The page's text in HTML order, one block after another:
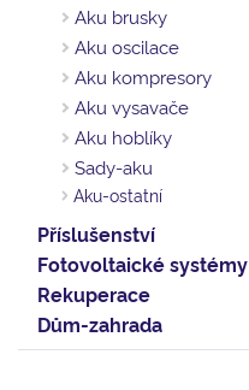
Aku brusky
Aku oscilace
Aku kompresory
Aku vysavače
Aku hoblíky
Sady-aku
Aku-ostatní
Příslušenství
Fotovoltaické systémy
Rekuperace
Dům-zahrada